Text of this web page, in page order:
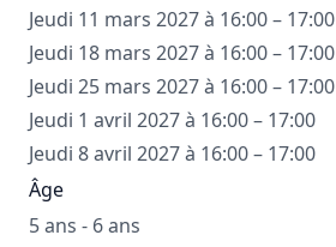
Jeudi 11 mars 2027 à 16:00 – 17:00
Jeudi 18 mars 2027 à 16:00 – 17:00
Jeudi 25 mars 2027 à 16:00 – 17:00
Jeudi 1 avril 2027 à 16:00 – 17:00
Jeudi 8 avril 2027 à 16:00 – 17:00
Âge
5 ans - 6 ans